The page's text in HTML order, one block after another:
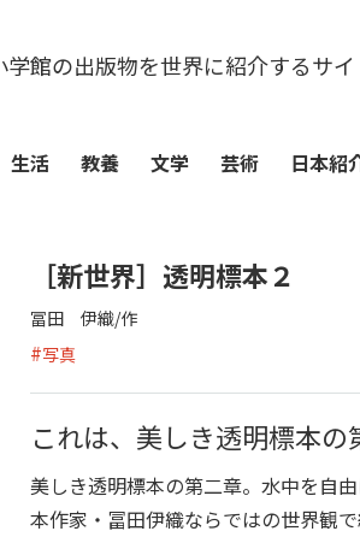
学館の出版物を世界に紹介するサ
生活 教養 文学 芸術 日本紹
［新世界］透明標本２
冨田 伊織/作
#写真
これは、美しき透明標本の
美しき透明標本の第二章。水中を自
本作家・冨田伊織ならではの世界観